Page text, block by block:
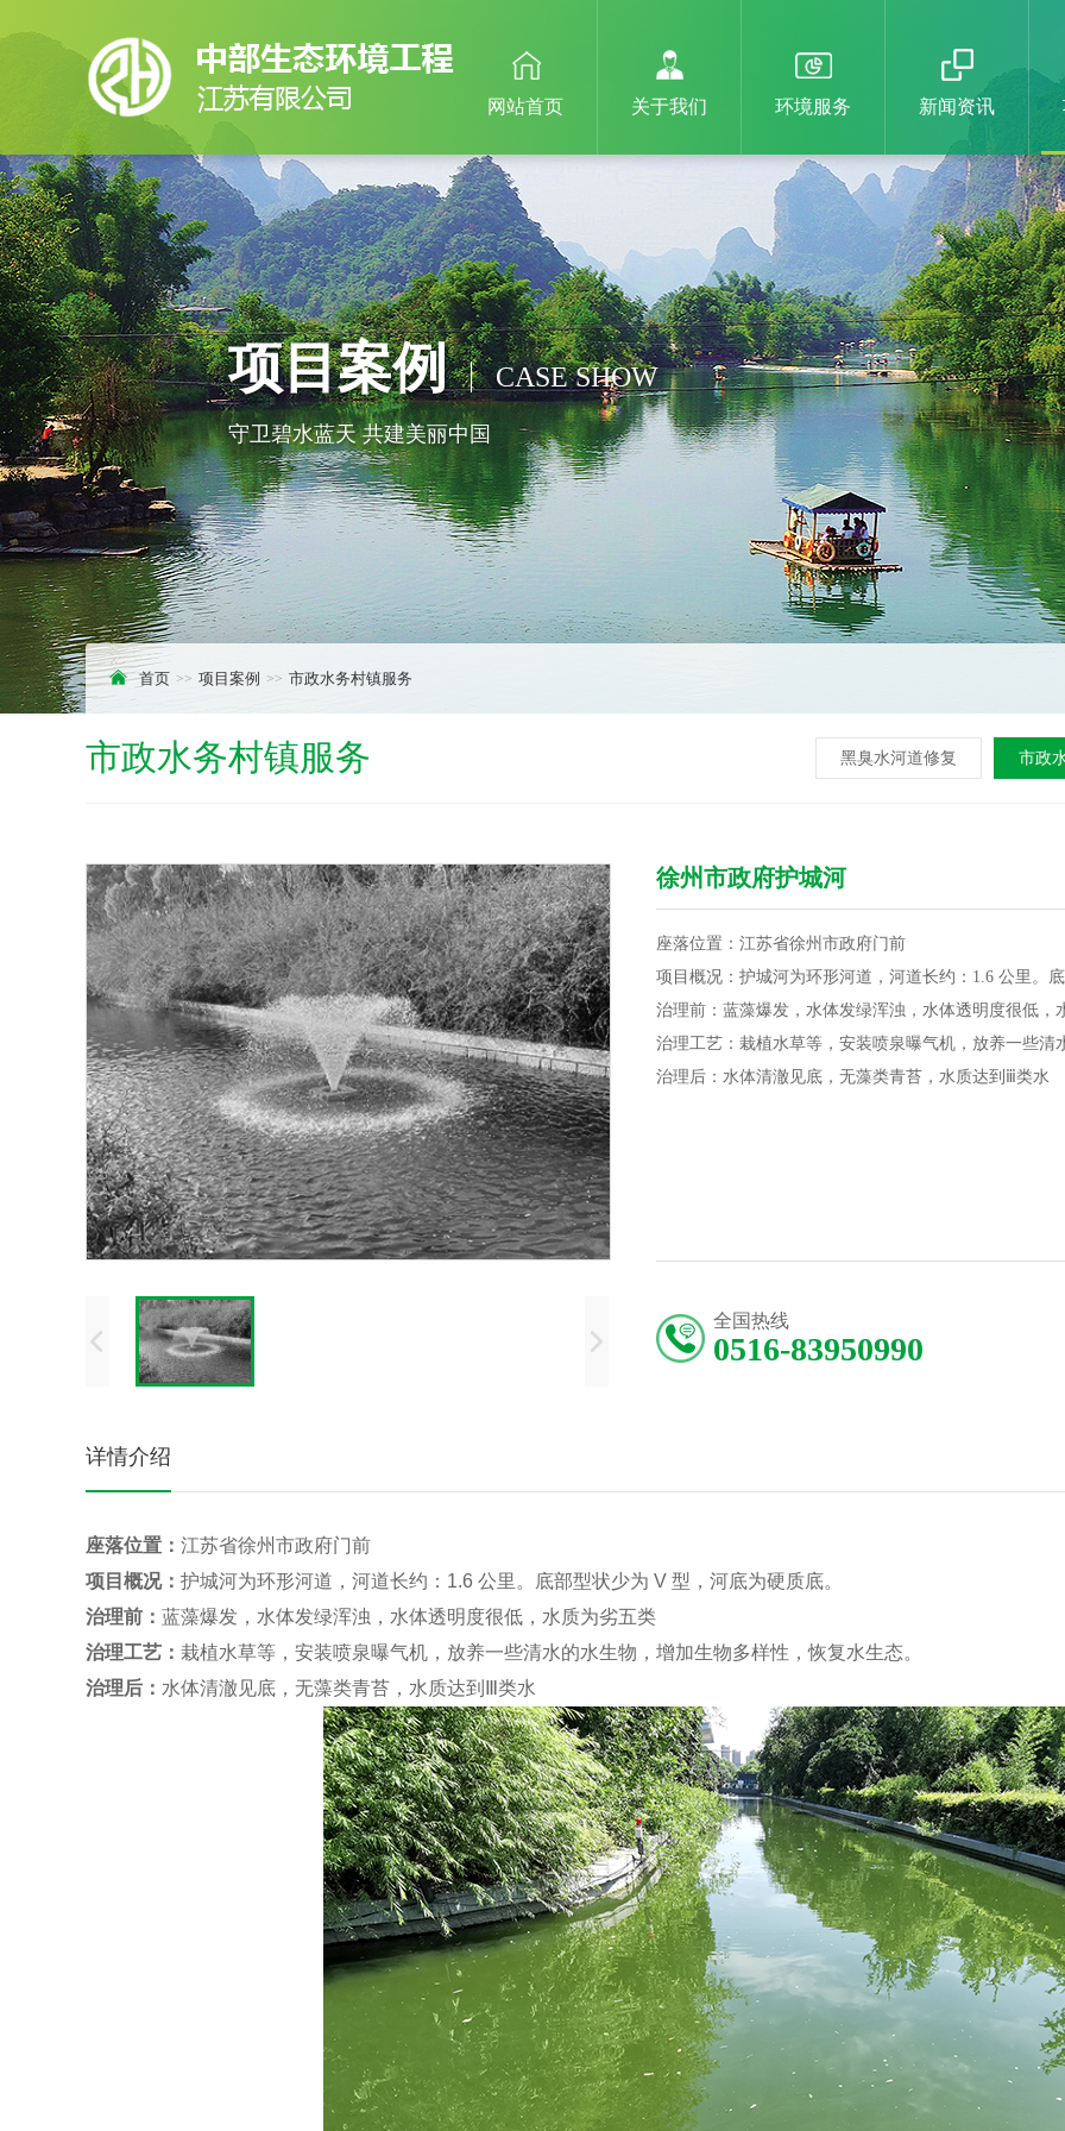
网站首页 关于我们 环境服务 新闻资讯
项目案例 CASE SHOW
守卫碧水蓝天 共建美丽中国
首页 项目案例 市政水务村镇服务
市政水务村镇服务 黑臭水河道修复 市政
徐州市政府护城河
座落位置：江苏省徐州市政府门前
项目概况：护城河为环形河道，河道长约：1.6 公里。
治理前：蓝藻爆发，水体发绿浑浊，水体透明度很低，
治理工艺：栽植水草等，安装喷泉曝气机，放养一些
治理后：水体清澈见底，无藻类青苔，水质达到ⅲ类水
全国热线
0516-83950990
详情介绍
座落位置： 江苏省徐州市政府门前
项目概况： 护城河为环形河道，河道长约： 1.6 公里。底部型状少为 V 型，河底为硬质底。
治理前： 蓝藻爆发，水体发绿浑浊，水体透明度很低，水质为劣五类
治理工艺： 栽植水草等，安装喷泉曝气机，放养一些清水的水生物，增加生物多样性，恢复水生态。
治理后： 水体清澈见底，无藻类青苔，水质达到 类水